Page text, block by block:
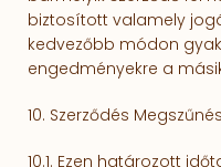
biztosított valamely
kedvezőbb módon
engedményekre a
10. Szerződés
10.1. Ezen határozott